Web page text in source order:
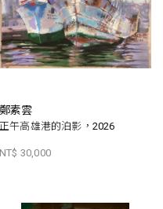
鄭素雲
正午高雄港的泊影，2026
NT$ 30,000